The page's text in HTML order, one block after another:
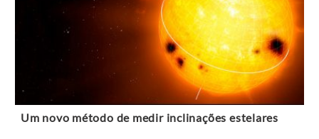
Um novo método de medir inclinações estelares